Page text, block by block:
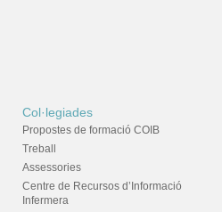
Col·legiades
Propostes de formació COIB
Treball
Assessories
Centre de Recursos d’Informació
Infermera